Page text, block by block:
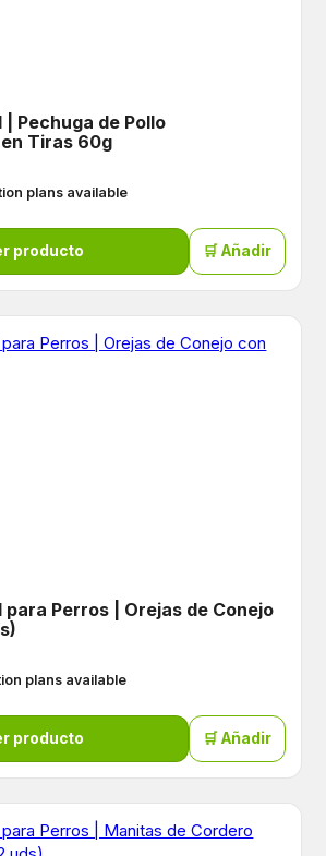
Tiras 60g
plans available
producto 🛒 Añadir
Perros | Orejas de Conejo
plans available
producto 🛒 Añadir